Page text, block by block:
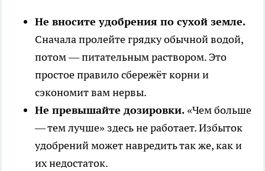
Не вносите удобрения по сухой земле.
Сначала пролейте грядку обычной водой,
потом — питательным раствором. Это
простое правило сбережёт корни и
сэкономит вам нервы.
Не превышайте дозировки. «Чем больше
— тем лучше» здесь не работает. Избыток
удобрений может навредить так же, как и
их недостаток.